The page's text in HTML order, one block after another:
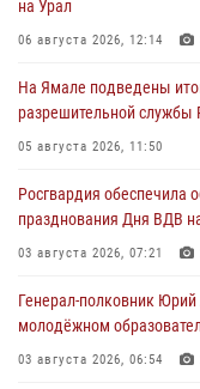
на Урал
06 августа 2026, 12:14
На Ямале подведены
разрешительной службы
05 августа 2026, 11:50
Росгвардия обеспечила
празднования Дня ВДВ
03 августа 2026, 07:21
Генерал-полковник
молодёжном
03 августа 2026, 06:54